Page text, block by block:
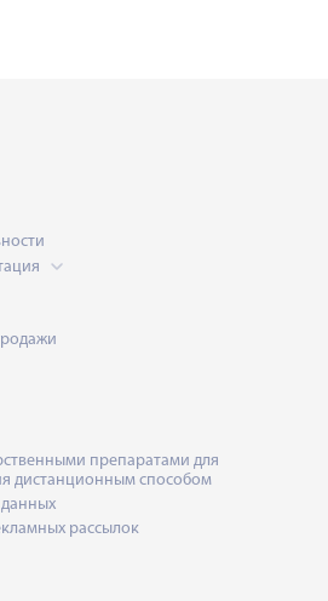
препаратами для
дистанционным способом
рассылок